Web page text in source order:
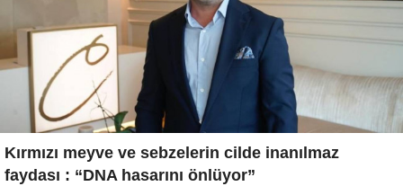
Kırmızı meyve ve sebzelerin cilde inanılmaz
faydası : “DNA hasarını önlüyor”